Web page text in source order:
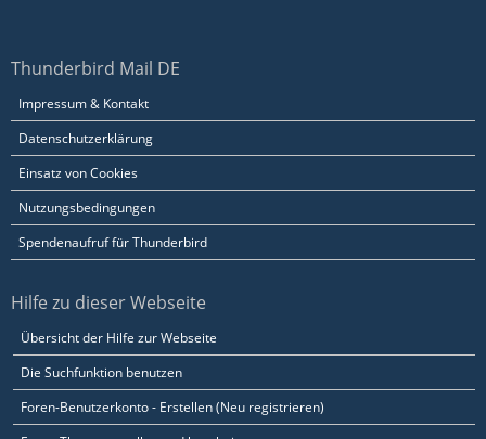
Thunderbird Mail DE
Impressum & Kontakt
Datenschutzerklärung
Einsatz von Cookies
Nutzungsbedingungen
Spendenaufruf für Thunderbird
Hilfe zu dieser Webseite
Übersicht der Hilfe zur Webseite
Die Suchfunktion benutzen
Foren-Benutzerkonto - Erstellen (Neu registrieren)